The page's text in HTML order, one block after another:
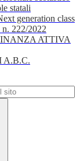
statali
generation class
222/2022
ATTIVA
A.B.C.